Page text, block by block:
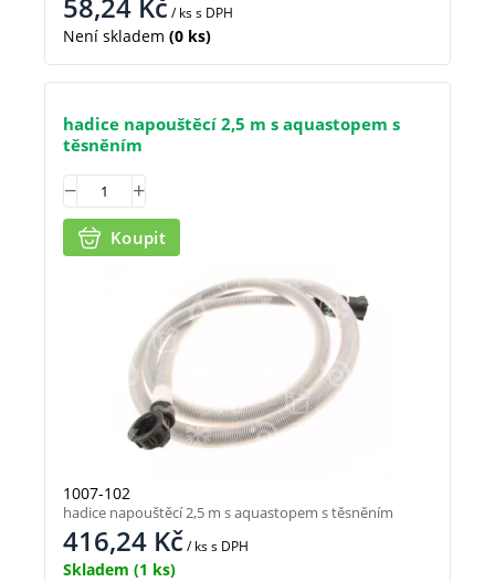
/ kss DPH
Není skladem (0 ks)
hadice napouštěcí 2,5 m s aquastopem s
těsněním
1007-102
416,24 Kč/ kss DPH
Skladem (1 ks)
Koupit
hadice napouštěcí 2,5 m s aquastopem s těsněním